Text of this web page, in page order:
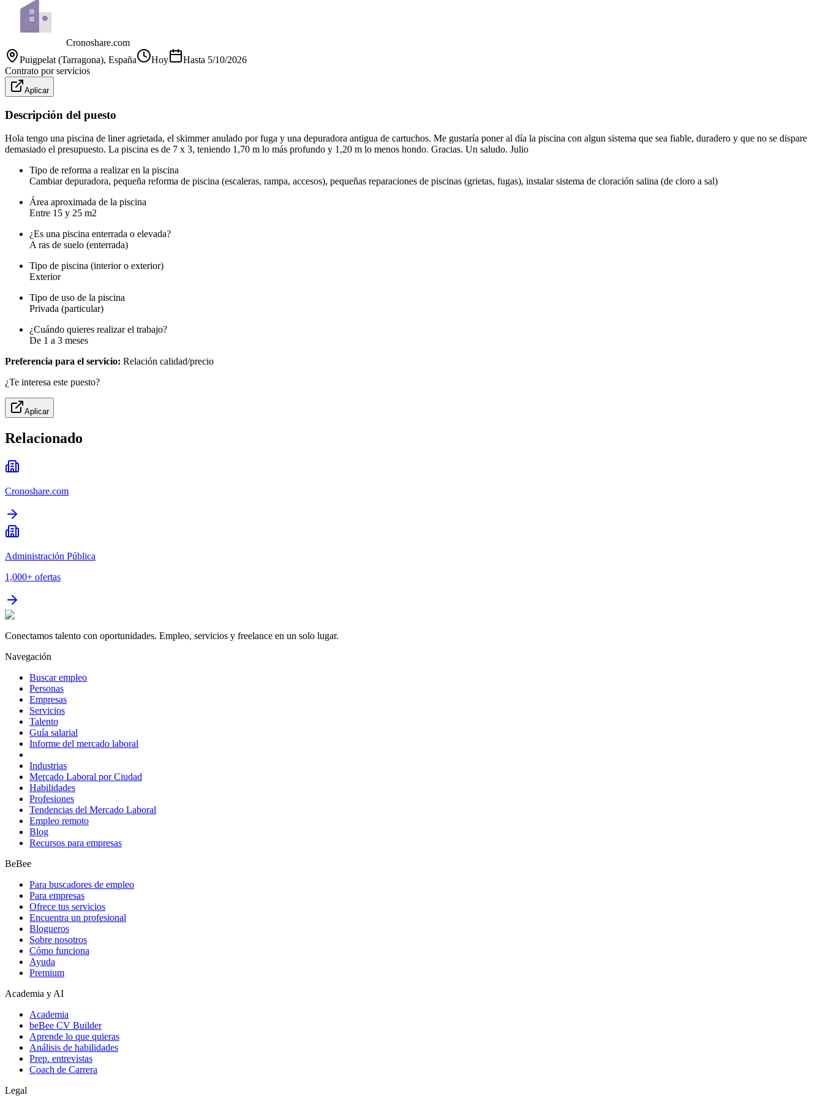
Cronoshare.com
Puigpelat (Tarragona), España Hoy Hasta 5/10/2026
Contrato por servicios
Aplicar
Descripción del puesto
Hola tengo una piscina de liner agrietada, el skimmer anulado por fuga y una depuradora antigua de cartuchos. Me gustaría poner al día la piscina con algun sistema que sea fiable, duradero y que no se dispare
demasiado el presupuesto. La piscina es de 7 x 3, teniendo 1,70 m lo más profundo y 1,20 m lo menos hondo. Gracias. Un saludo. Julio
Tipo de reforma a realizar en la piscina
Cambiar depuradora, pequeña reforma de piscina (escaleras, rampa, accesos), pequeñas reparaciones de piscinas (grietas, fugas), instalar sistema de cloración salina (de cloro a sal)
Área aproximada de la piscina
Entre 15 y 25 m2
¿Es una piscina enterrada o elevada?
A ras de suelo (enterrada)
Tipo de piscina (interior o exterior)
Exterior
Tipo de uso de la piscina
Privada (particular)
¿Cuándo quieres realizar el trabajo?
De 1 a 3 meses
Preferencia para el servicio: Relación calidad/precio
¿Te interesa este puesto?
Aplicar
Relacionado
Cronoshare.com
Administración Pública
1,000+ ofertas
Conectamos talento con oportunidades. Empleo, servicios y freelance en un solo lugar.
Navegación
Buscar empleo
Personas
Empresas
Servicios
Talento
Guía salarial
Informe del mercado laboral
Industrias
Mercado Laboral por Ciudad
Habilidades
Profesiones
Tendencias del Mercado Laboral
Empleo remoto
Blog
Recursos para empresas
BeBee
Para buscadores de empleo
Para empresas
Ofrece tus servicios
Encuentra un profesional
Blogueros
Sobre nosotros
Cómo funciona
Ayuda
Premium
Academia y AI
Academia
beBee CV Builder
Aprende lo que quieras
Análisis de habilidades
Prep. entrevistas
Coach de Carrera
Legal